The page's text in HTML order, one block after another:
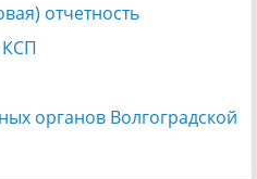
отчетность
КСП
органов Волгоградской